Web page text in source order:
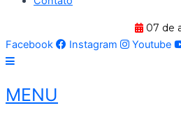
07 de
Facebook
Instagram Youtube
MENU